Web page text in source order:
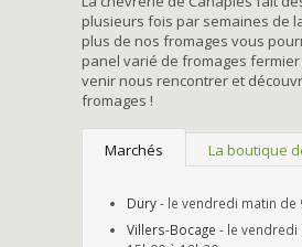
plusieurs fois par semaines de
plus de nos fromages vous
panel varié de fromages fermier
venir nous rencontrer et
fromages !
Marchés La boutique
Dury- le vendredi matin de
Villers-Bocage - le